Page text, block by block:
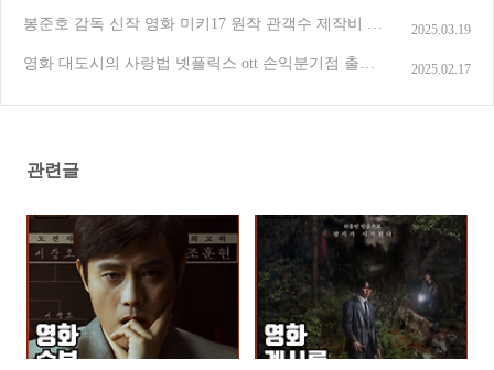
봉준호 감독 신작 영화 미키17 원작 관객수 제작비 손
2025.03.19
영화 대도시의 사랑법 넷플릭스 ott 손익분기점 출연
2025.02.17
관련글